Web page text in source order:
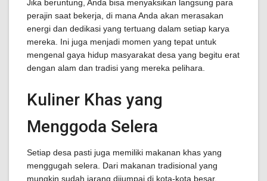
Jika beruntung, Anda bisa menyaksikan langsung para
perajin saat bekerja, di mana Anda akan merasakan
energi dan dedikasi yang tertuang dalam setiap karya
mereka. Ini juga menjadi momen yang tepat untuk
mengenal gaya hidup masyarakat desa yang begitu erat
dengan alam dan tradisi yang mereka pelihara.
Kuliner Khas yang
Menggoda Selera
Setiap desa pasti juga memiliki makanan khas yang
menggugah selera. Dari makanan tradisional yang
mungkin sudah jarang dijumpai di kota-kota besar,